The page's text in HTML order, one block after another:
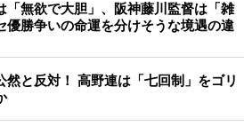
「無欲で大胆」、阪神藤川監督は「雑
勝争いの命運を分けそうな境遇の違
然と反対！ 高野連は「七回制」をゴリ